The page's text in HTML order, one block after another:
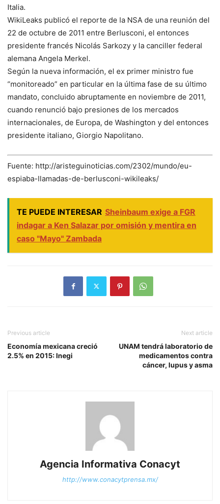
Italia.
WikiLeaks publicó el reporte de la NSA de una reunión del
22 de octubre de 2011 entre Berlusconi, el entonces
presidente francés Nicolás Sarkozy y la canciller federal
alemana Angela Merkel.
Según la nueva información, el ex primer ministro fue
“monitoreado” en particular en la última fase de su último
mandato, concluido abruptamente en noviembre de 2011,
cuando renunció bajo presiones de los mercados
internacionales, de Europa, de Washington y del entonces
presidente italiano, Giorgio Napolitano.
Fuente: http://aristeguinoticias.com/2302/mundo/eu-
espiaba-llamadas-de-berlusconi-wikileaks/
TE PUEDE INTERESAR Sheinbaum exige a FGR
indagar a Ken Salazar por omisión y mentira en
caso "Mayo" Zambada
Previous article
Economía mexicana creció
2.5% en 2015: Inegi
Next article
UNAM tendrá laboratorio de
medicamentos contra
cáncer, lupus y asma
Agencia Informativa Conacyt
http://www.conacytprensa.mx/